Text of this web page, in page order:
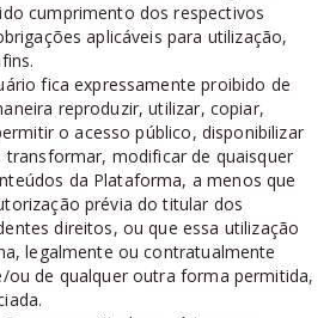
cumprimento dos respectivos
aplicáveis para utilização,
fica expressamente proibido de
reproduzir, utilizar, copiar,
o acesso público, disponibilizar
transformar, modificar de quaisquer
da Plataforma, a menos que
prévia do titular dos
direitos, ou que essa utilização
legalmente ou contratualmente
ou de qualquer outra forma permitida,